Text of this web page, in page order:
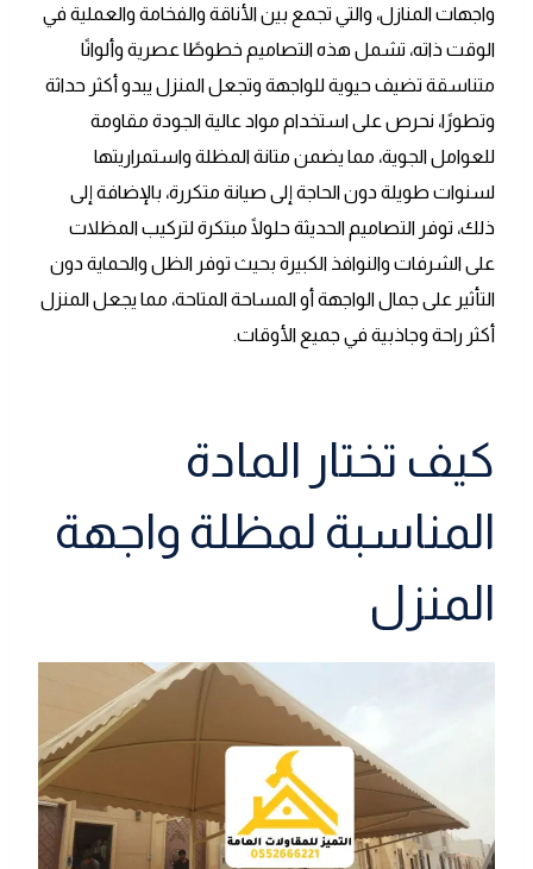
واجهات المنازل، والتي تجمع بين الأناقة والفخامة والعملية في
الوقت ذاته، تشمل هذه التصاميم خطوطًا عصرية وألوانًا
متناسقة تضيف حيوية للواجهة وتجعل المنزل يبدو أكثر حداثة
وتطورًا، نحرص على استخدام مواد عالية الجودة مقاومة
للعوامل الجوية، مما يضمن متانة المظلة واستمراريتها
لسنوات طويلة دون الحاجة إلى صيانة متكررة، بالإضافة إلى
ذلك، توفر التصاميم الحديثة حلولًا مبتكرة لتركيب المظلات
على الشرفات والنوافذ الكبيرة بحيث توفر الظل والحماية دون
التأثير على جمال الواجهة أو المساحة المتاحة، مما يجعل المنزل
أكثر راحة وجاذبية في جميع الأوقات.
كيف تختار المادة
المناسبة لمظلة واجهة
المنزل